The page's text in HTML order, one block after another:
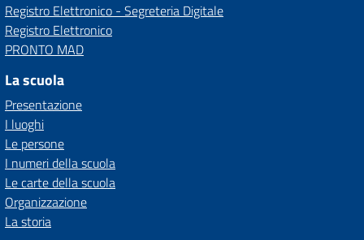
Registro Elettronico - Segreteria Digitale
Registro Elettronico
PRONTO MAD
La scuola
Presentazione
I luoghi
Le persone
I numeri della scuola
Le carte della scuola
Organizzazione
La storia